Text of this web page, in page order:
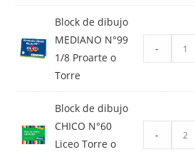
Block de dibujo
MEDIANO N°99
1/8 Proarte o
Torre
-
Block de dibujo
CHICO N°60
Liceo Torre o
-